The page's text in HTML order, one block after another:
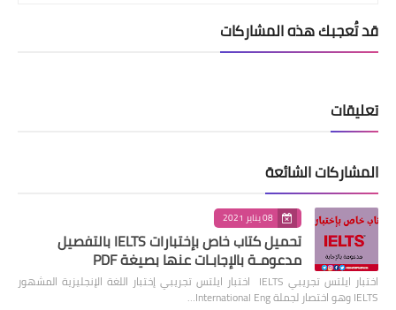
قد تُعجبك هذه المشاركات
تعليقات
المشاركات الشائعة
08 يناير 2021
تحميل كتاب خاص بإختبارات IELTS بالتفصيل
مدعومـة بالإجابـات عنها بصيغة PDF
اختبار ايلتس تجريبي IELTS اختبار ايلتس تجريبي إختبار اللغة الإنجليزية المشهور
IELTS وهو اختصار لجملة International Eng…